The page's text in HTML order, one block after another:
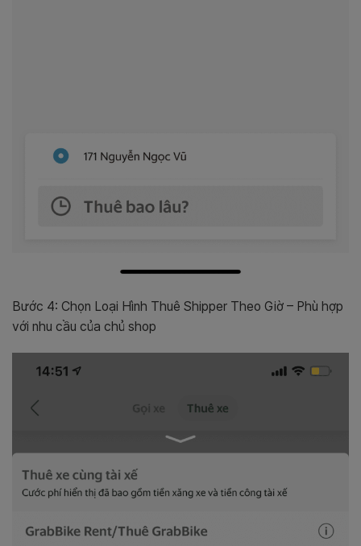
Bước 4: Chọn Loại Hình Thuê Shipper Theo Giờ – Phù hợp
với nhu cầu của chủ shop